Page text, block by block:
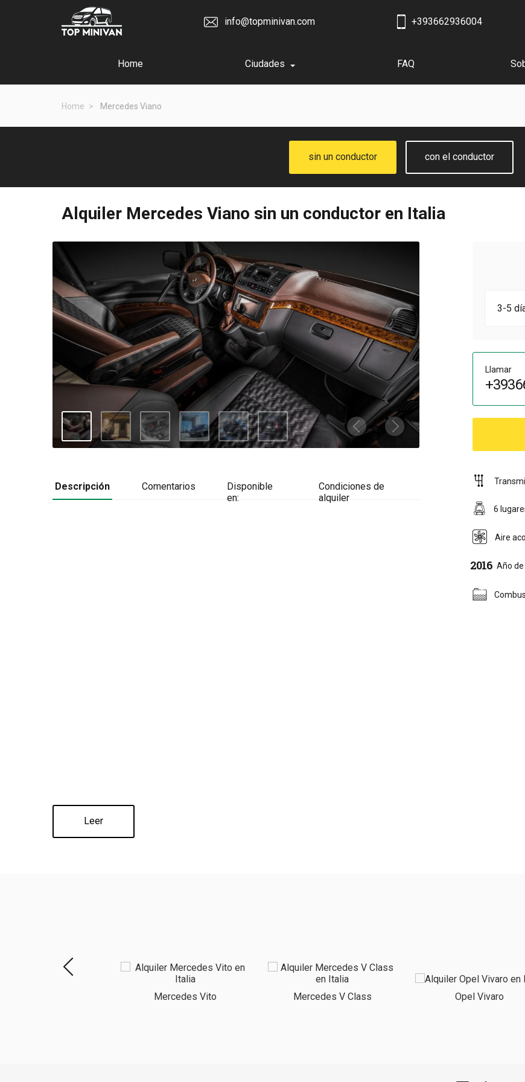
info@topminivan.com +393662936004
Home Ciudades FAQ
Home Mercedes Viano
sin un conductor con el conductor
Alquiler Mercedes Viano sin un conductor en Italia
Descripción Comentarios
Disponible
en:
Condiciones de
alquiler
Leer
3-5
Llamar
6
Aire
2016 Año
Mercedes Vito Mercedes V Class Opel Vivaro